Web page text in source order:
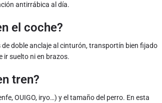
antirrábica al día.
el coche?
doble anclaje al cinturón, transportín bien fijado
ir suelto ni en brazos.
tren?
OUIGO, iryo…) y el tamaño del perro. En esta